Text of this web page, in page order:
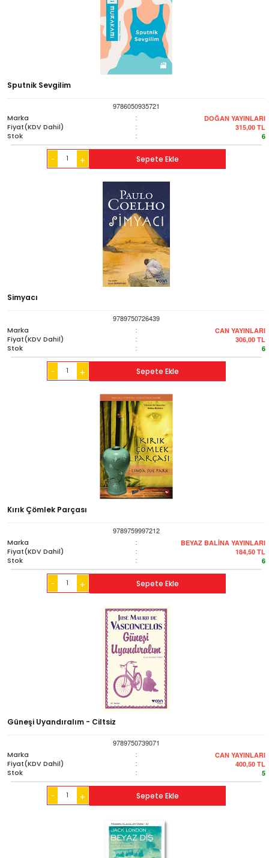
Sputnik Sevgilim
9786050935721
Marka
: DOĞAN YAYINLARI
Fiyat(KDV Dahil) : 315,00 TL
Stok : 6
- + Sepete Ekle
Simyacı
9789750726439
Marka
: CAN YAYINLARI
Fiyat(KDV Dahil) : 306,00 TL
Stok : 6
- + Sepete Ekle
Kırık Çömlek Parçası
9789759997212
Marka
: BEYAZ BALİNA YAYINLARI
Fiyat(KDV Dahil) : 184,50 TL
Stok : 6
- + Sepete Ekle
Güneşi Uyandıralım - Ciltsiz
9789750739071
Marka
: CAN YAYINLARI
Fiyat(KDV Dahil) : 400,50 TL
Stok : 5
- + Sepete Ekle